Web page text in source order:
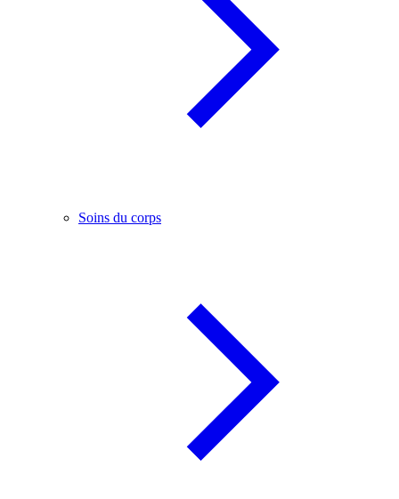
Soins du corps